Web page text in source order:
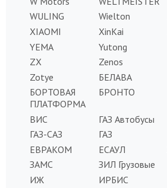
WULING
Wielton
XIAOMI
XinKai
YEMA
Yutong
ZX
Zenos
Zotye
БЕЛАВА
БОРТОВАЯ
ПЛАТФОРМА
БРОНТО
ВИС ГАЗ Автобусы
ГАЗ-САЗ
ГАЗ
ЕВРАКОМ
ЕСАУЛ
ЗАМС
ЗИЛ Грузовые
ИЖ
ИРБИС